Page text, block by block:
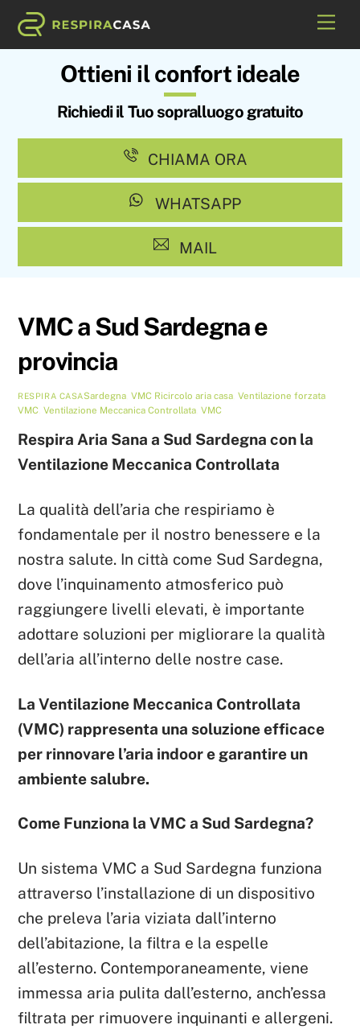
Skip
Ottieni il confort ideale
Richiedi il Tuo sopralluogo gratuito
CHIAMA ORA
WHATSAPP
MAIL
VMC a Sud Sardegna e
provincia
RESPIRA CASASardegna, VMC Ricircolo aria casa, Ventilazione forzata
VMC ,Ventilazione Meccanica Controllata ,VMC
Respira Aria Sana a Sud Sardegna con la
Ventilazione Meccanica Controllata
La qualità dell’aria che respiriamo è
fondamentale per il nostro benessere e la
nostra salute. In città come Sud Sardegna,
dove l’inquinamento atmosferico può
raggiungere livelli elevati, è importante
adottare soluzioni per migliorare la qualità
dell’aria all’interno delle nostre case.
La Ventilazione Meccanica Controllata
(VMC) rappresenta una soluzione efficace
per rinnovare l’aria indoor e garantire un
ambiente salubre.
Come Funziona la VMC a Sud Sardegna?
Un sistema VMC a Sud Sardegna funziona
attraverso l’installazione di un dispositivo
che preleva l’aria viziata dall’interno
dell’abitazione, la filtra e la espelle
all’esterno. Contemporaneamente, viene
immessa aria pulita dall’esterno, anch’essa
filtrata per rimuovere inquinanti e allergeni.